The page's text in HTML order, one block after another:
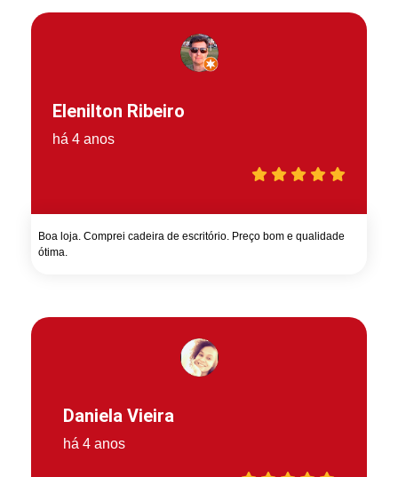
Elenilton Ribeiro
há 4 anos
Boa loja. Comprei cadeira de escritório. Preço bom e qualidade
ótima.
Daniela Vieira
há 4 anos